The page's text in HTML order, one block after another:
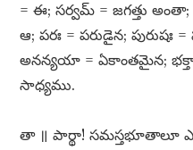
= ఈ; సర్వమ్​ = జగత్తు
ఆ; పరః = పరుడైన; పురుషః =
అనన్యయా = ఏకాంతమైన;
సాధ్యము.
తా ॥ పార్థా! సమస్తభూతాలూ